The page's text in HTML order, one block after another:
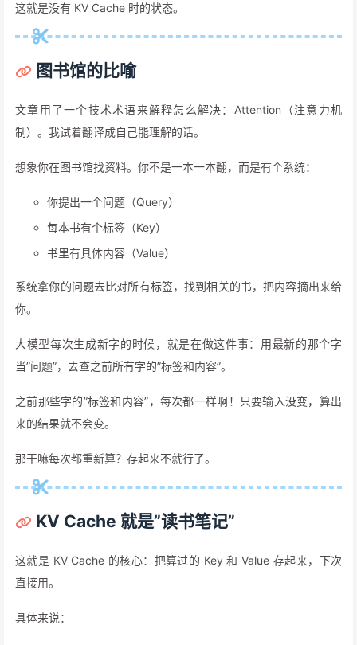
这就是没有 KV Cache 时的状态。
图书馆的比喻
文章用了一个技术术语来解释怎么解决：Attention（注意力机
制）。我试着翻译成自己能理解的话。
想象你在图书馆找资料。你不是一本一本翻，而是有个系统：
你提出一个问题（Query）
每本书有个标签（Key）
书里有具体内容（Value）
系统拿你的问题去比对所有标签，找到相关的书，把内容摘出来给
你。
大模型每次生成新字的时候，就是在做这件事：用最新的那个字
当”问题”，去查之前所有字的”标签和内容”。
之前那些字的”标签和内容”，每次都一样啊！只要输入没变，算出
来的结果就不会变。
那干嘛每次都重新算？存起来不就行了。
KV Cache 就是”读书笔记”
这就是 KV Cache 的核心：把算过的 Key 和 Value 存起来，下次
直接用。
具体来说：